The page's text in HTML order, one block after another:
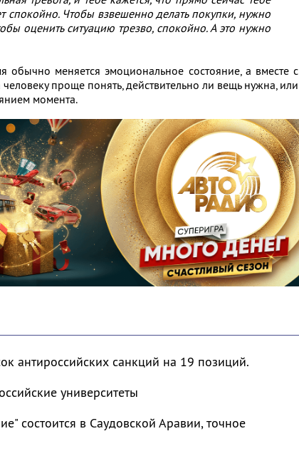
спокойно. Чтобы взвешенно делать покупки, нужно
оценить ситуацию трезво, спокойно. А это нужно
обычно меняется эмоциональное состояние, а вместе с
проще понять, действительно ли вещь нужна, или
момента.
антироссийских санкций на 19 позиций.
университеты
состоится в Саудовской Аравии, точное